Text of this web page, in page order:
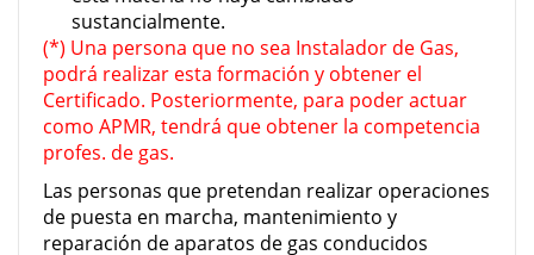
sustancialmente.
(*) Una persona que no sea Instalador de Gas,
podrá realizar esta formación y obtener el
Certificado. Posteriormente, para poder actuar
como APMR, tendrá que obtener la competencia
profes. de gas.
Las personas que pretendan realizar operaciones
de puesta en marcha, mantenimiento y
reparación de aparatos de gas conducidos